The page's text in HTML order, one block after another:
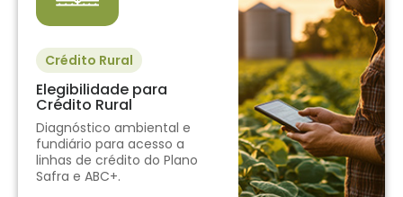
Crédito Rural
Elegibilidade para
Crédito Rural
Diagnóstico ambiental e
fundiário para acesso a
linhas de crédito do Plano
Safra e ABC+.